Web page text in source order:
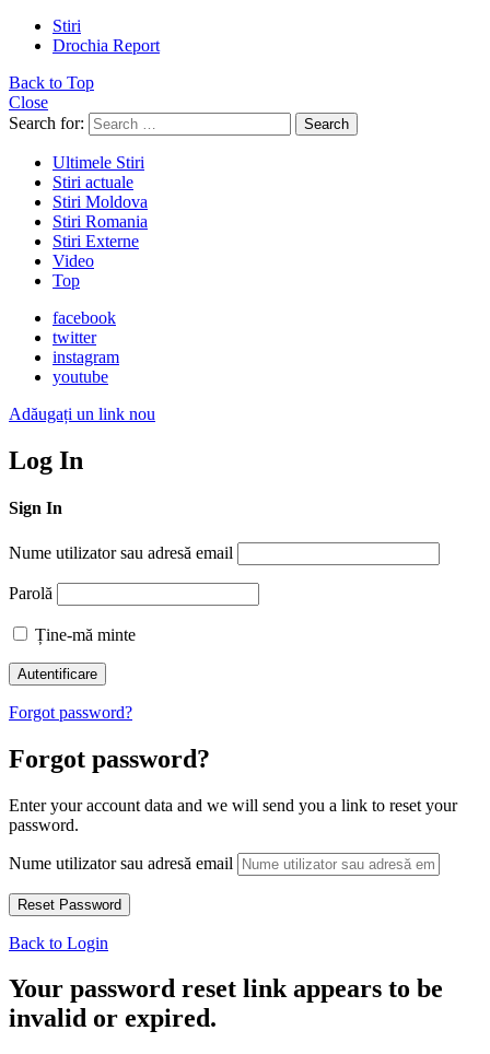
Stiri
Drochia Report
Back to Top
Close
Search for:
Search
Ultimele Stiri
Stiri actuale
Stiri Moldova
Stiri Romania
Stiri Externe
Video
Top
facebook
twitter
instagram
youtube
Adăugați un link nou
Log In
Sign In
Nume utilizator sau adresă email
Parolă
Ține-mă minte
Forgot password?
Forgot password?
Enter your account data and we will send you a link to reset your
password.
Nume utilizator sau adresă email
Back to Login
Your password reset link appears to be
invalid or expired.